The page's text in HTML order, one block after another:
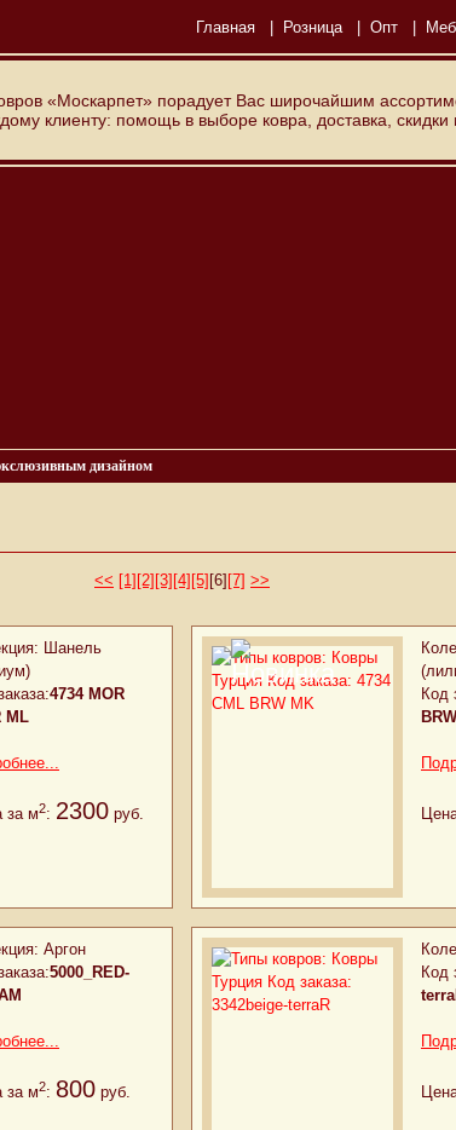
Главная Розница| Опт
«Москарпет» порадует Вас широчайшим
клиенту: помощь в выборе ковра, доставка, скидки
дизайном
<< [1] [2] [3] [4] [5] [6] [7] >>
Шанель
4734 MOR
ML
за м2: 2300 руб.
Код
Аргон
5000_RED-
за м2: 800 руб.
Код